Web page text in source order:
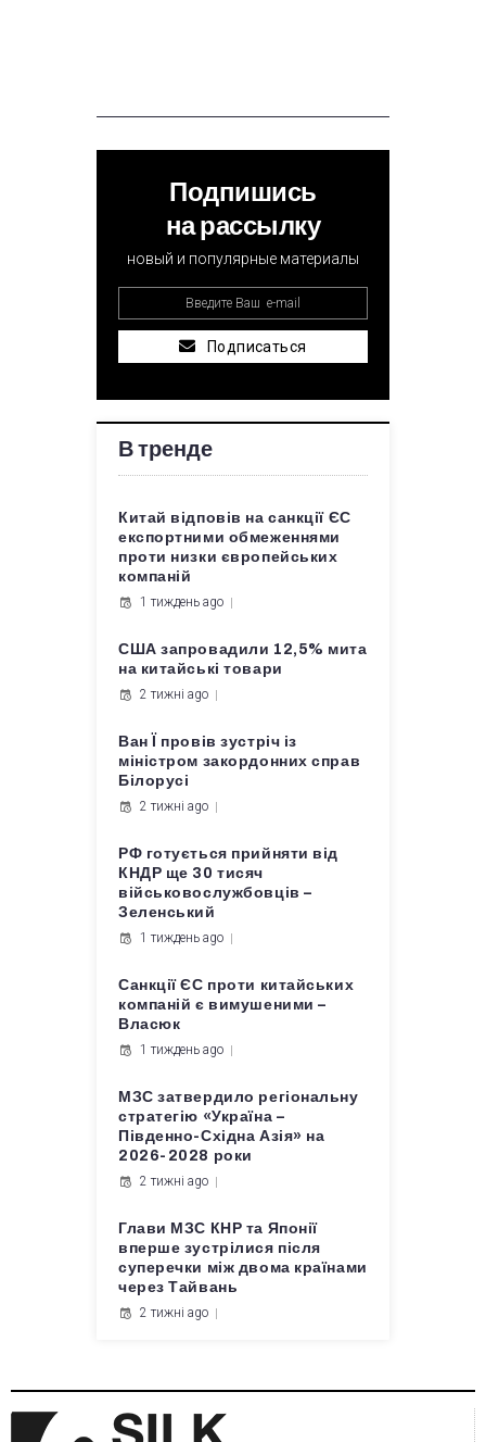
Подпишись
на рассылку
новый и популярные материалы
Подписаться
В тренде
Китай відповів на санкції ЄС
експортними обмеженнями
проти низки європейських
компаній
1 тиждень ago
США запровадили 12,5% мита
на китайські товари
2 тижні ago
Ван Ї провів зустріч із
міністром закордонних справ
Білорусі
2 тижні ago
РФ готується прийняти від
КНДР ще 30 тисяч
військовослужбовців –
Зеленський
1 тиждень ago
Санкції ЄС проти китайських
компаній є вимушеними –
Власюк
1 тиждень ago
МЗС затвердило регіональну
стратегію «Україна –
Південно-Східна Азія» на
2026-2028 роки
2 тижні ago
Глави МЗС КНР та Японії
вперше зустрілися після
суперечки між двома країнами
через Тайвань
2 тижні ago